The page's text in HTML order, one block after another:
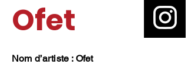
Ofet
Nom d’artiste : Ofet